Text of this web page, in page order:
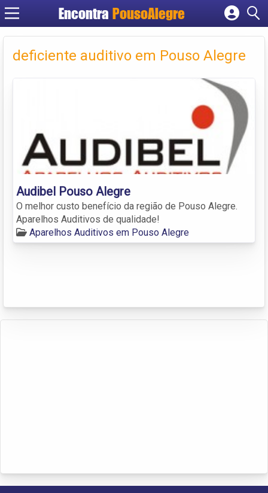
Encontra PousoAlegre
Cadastrar empresa
Criar conta
deficiente auditivo em Pouso Alegre
Audibel Pouso Alegre
O melhor custo benefício da região de Pouso Alegre.
Aparelhos Auditivos de qualidade!
Aparelhos Auditivos em Pouso Alegre